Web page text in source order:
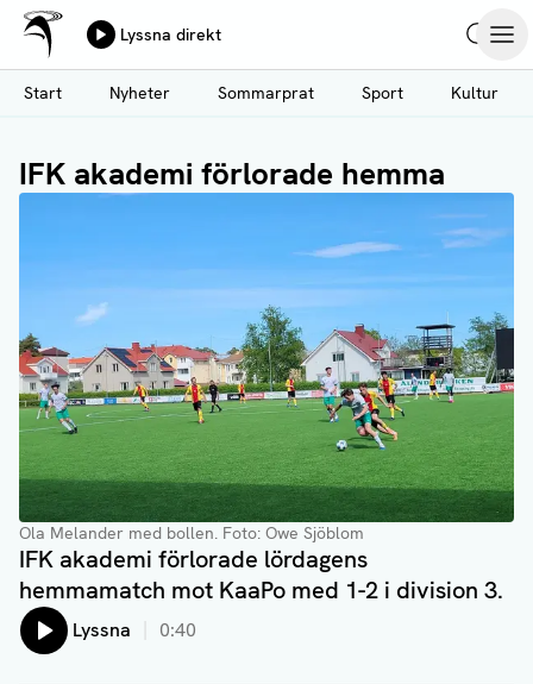
Hoppa
till
huvudinnehåll
Ålands Radio & TV
Lyssna direkt
Start
Nyheter Sommarprat Sport Kultur
IFK akademi förlorade hemma
Ola Melander med bollen. Foto: Owe Sjöblom
IFK akademi förlorade lördagens
hemmamatch mot KaaPo med 1-2 i division 3.
Lyssna 0:40